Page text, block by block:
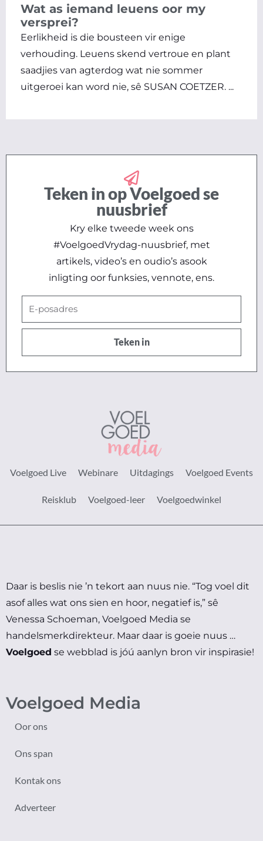
Wat as iemand leuens oor my
versprei?
Eerlikheid is die bousteen vir enige
verhouding. Leuens skend vertroue en plant
saadjies van agterdog wat nie sommer
uitgeroei kan word nie, sê SUSAN COETZER. ...
Teken in op Voelgoed se
nuusbrief
Kry elke tweede week ons
#VoelgoedVrydag-nuusbrief, met
artikels, video’s en oudio’s asook
inligting oor funksies, vennote, ens.
E-
posadres
Teken in
Voelgoed Live Webinare Uitdagings Voelgoed Events
Reisklub Voelgoed-leer Voelgoedwinkel
Daar is beslis nie ’n tekort aan nuus nie. “Tog voel dit
asof alles wat ons sien en hoor, negatief is,” sê
Venessa Schoeman, Voelgoed Media se
handelsmerkdirekteur. Maar daar is goeie nuus …
Voelgoed se webblad is jóú aanlyn bron vir inspirasie!
Voelgoed Media
Oor ons
Ons span
Kontak ons
Adverteer